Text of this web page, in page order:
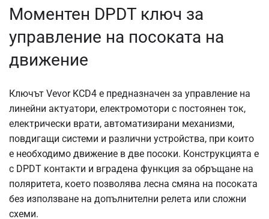
Моментен DPDT ключ за
управление на посоката на
движение
Ключът Vevor KCD4 е предназначен за управление на
линейни актуатори, електромотори с постоянен ток,
електрически врати, автоматизирани механизми,
повдигащи системи и различни устройства, при които
е необходимо движение в две посоки. Конструкцията е
с DPDT контакти и вградена функция за обръщане на
поляритета, което позволява лесна смяна на посоката
без използване на допълнителни релета или сложни
схеми.